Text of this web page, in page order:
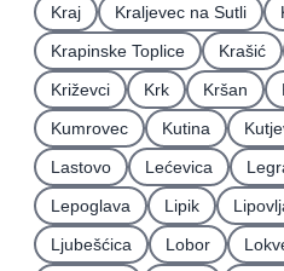
Kraj
Kraljevec na Sutli
Krapinske Toplice
Krašić
Križevci
Krk Kršan
Kumrovec
Kutina
Lastovo
Lećevica
Lepoglava
Lipik
Ljubešćica
Lobor